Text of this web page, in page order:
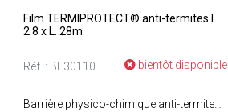
Film TERMIPROTECT® anti-termites l.
2.8 x L. 28m
Réf. : BE30110 bientôt disponible